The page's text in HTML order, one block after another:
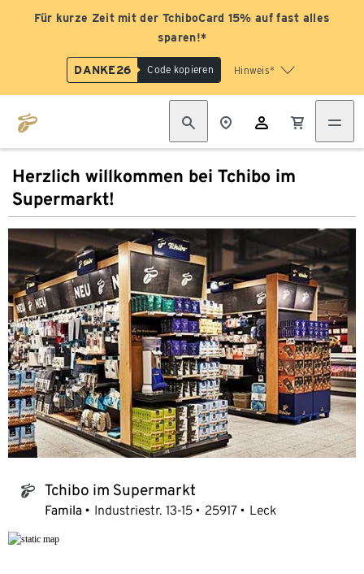
Für kurze Zeit mit der TchiboCard 15% auf fast alles
sparen!*
DANKE26 Code kopieren Hinweis*
Herzlich willkommen bei Tchibo im
Supermarkt!
tchibo_logo Tchibo im Supermarkt
Famila Industriestr. 13-15 25917 Leck